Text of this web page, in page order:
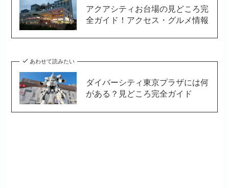
アクアシティお台場の見どころ完
全ガイド！アクセス・グルメ情報
あわせて読みたい
ダイバーシティ東京プラザには何
がある？見どころ完全ガイド